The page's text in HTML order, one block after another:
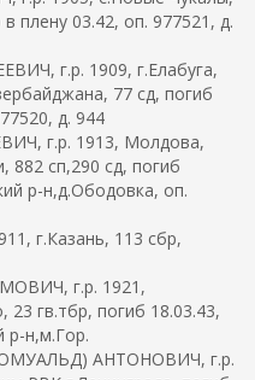
03.42, оп. 977521, д.
г.р. 1909, г.Елабуга,
77 сд, погиб
д. 944
г.р. 1913, Молдова,
882 сп,290 сд, погиб
р-н,д.Ободовка, оп.
г.Казань, 113 сбр,
г.р. 1921,
23 гв.тбр, погиб 18.03.43,
р-н,м.Гор.
АНТОНОВИЧ, г.р.